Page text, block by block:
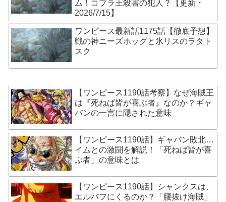
ム！コブラ王殺害の犯人？【更新・
2026/7/15】
ワンピース最新話1175話【徹底予想】
戦の神ニーズホッグと氷リスのラタト
スク
【ワンピース1190話考察】なぜ海賊王
は『死ねば皆が喜ぶ者』なのか？ギャ
バンの一言に隠された意味
【ワンピース1190話】ギャバン敗北…
イムとの激闘を解説！「死ねば皆が喜
ぶ者」の意味とは
【ワンピース1190話】シャンクスは、
エルバフにくるのか？「腰抜け海賊」